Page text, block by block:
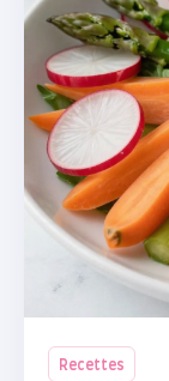
Recettes